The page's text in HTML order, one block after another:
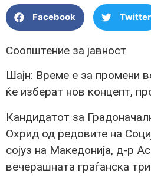
Facebook Twitter
Соопштение за јавност
Шајн: Време е за промени
ќе изберат нов концепт,
Кандидатот за
Охрид од редовите на
сојуз на Македонија, д-р
вечерашната граѓанска